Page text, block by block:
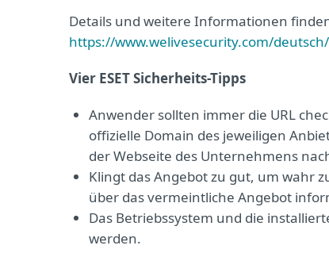
Details und weitere Informationen
https://www.welivesecurity.com/
Vier ESET Sicherheits-Tipps
Anwender sollten immer die URL
offizielle Domain des jeweiligen
der Webseite des Unternehmens
Klingt das Angebot zu gut, um wahr
über das vermeintliche Angebot
Das Betriebssystem und die
werden.